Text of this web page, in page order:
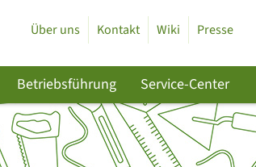
Über uns Kontakt Wiki Presse
Betriebsführung Service-Center